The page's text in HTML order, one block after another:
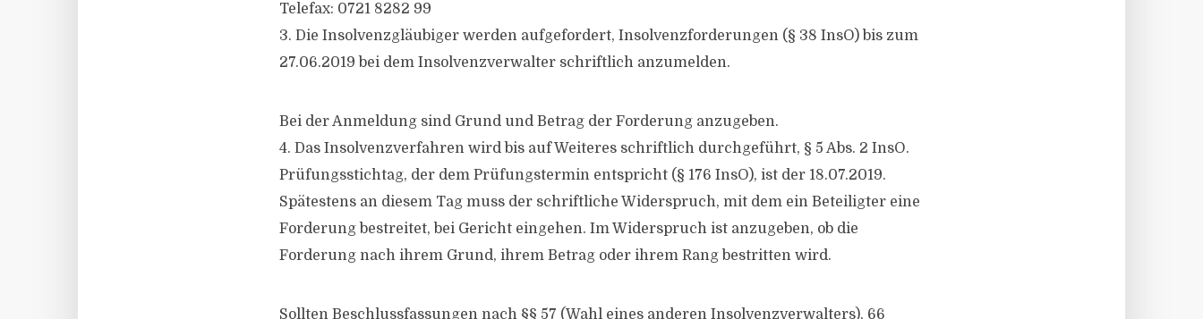
Telefax: 0721 8282 99
3. Die Insolvenzgläubiger werden aufgefordert, Insolvenzforderungen (§ 38 InsO) bis zum
27.06.2019 bei dem Insolvenzverwalter schriftlich anzumelden.
Bei der Anmeldung sind Grund und Betrag der Forderung anzugeben.
4. Das Insolvenzverfahren wird bis auf Weiteres schriftlich durchgeführt, § 5 Abs. 2 InsO.
Prüfungsstichtag, der dem Prüfungstermin entspricht (§ 176 InsO), ist der 18.07.2019.
Spätestens an diesem Tag muss der schriftliche Widerspruch, mit dem ein Beteiligter eine
Forderung bestreitet, bei Gericht eingehen. Im Widerspruch ist anzugeben, ob die
Forderung nach ihrem Grund, ihrem Betrag oder ihrem Rang bestritten wird.
Sollten Beschlussfassungen nach §§ 57 (Wahl eines anderen Insolvenzverwalters), 66